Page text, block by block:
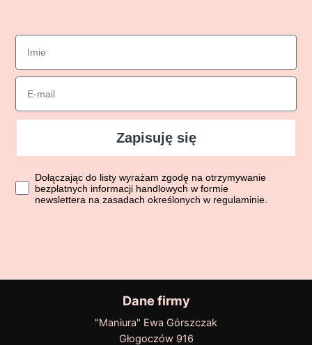
imie
Email
Zapisuję się
Dołączając do listy wyrażasz zgodę na otrzymywanie
Dołączając do listy wyrażam zgodę na otrzymywanie
bezpłatnych informacji handlowych w formie
newslettera na zasadach określonych w regulaminie.
Dane firmy
"Maniura" Ewa Górszczak
Głogoczów 916